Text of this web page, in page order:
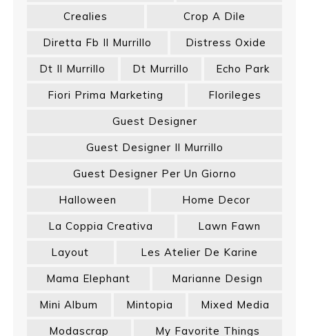
Crealies
Crop A Dile
Diretta Fb Il Murrillo
Distress Oxide
Dt Il Murrillo
Dt Murrillo
Echo Park
Fiori Prima Marketing
Florileges
Guest Designer
Guest Designer Il Murrillo
Guest Designer Per Un Giorno
Halloween
Home Decor
La Coppia Creativa
Lawn Fawn
Layout
Les Atelier De Karine
Mama Elephant
Marianne Design
Mini Album
Mintopia
Mixed Media
Modascrap
My Favorite Things